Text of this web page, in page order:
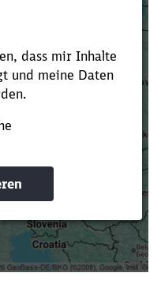
du Suchbegriffe